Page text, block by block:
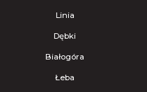
Linia
Dębki
Białogóra
Łeba